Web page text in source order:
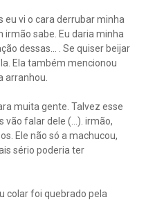
eu vi o cara derrubar minha
irmão sabe. Eu daria minha
dessas... . Se quiser beijar
Ela também mencionou
arranhou.
muita gente. Talvez esse
vão falar dele (...). irmão,
Ele não só a machucou,
sério poderia ter
colar foi quebrado pela